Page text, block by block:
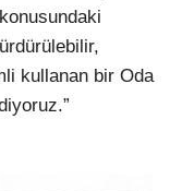
kullanan bir Oda